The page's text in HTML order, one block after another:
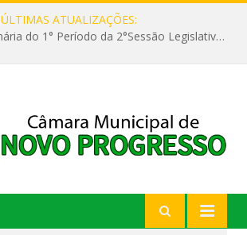
ÚLTIMAS ATUALIZAÇÕES:
11ª Reunião Ordinária do 1° Período da 2°Sessão Legislativa da 9ª Legislatura do Poder Legislativo